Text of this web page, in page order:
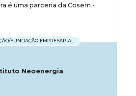
é uma parceria da Cosern -
FUNDAÇÃO EMPRESARIAL
Neoenergia